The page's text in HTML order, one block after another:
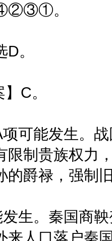
④②③①。
。
C。
能发生。战
限制贵族权力
的爵禄，强制
。秦国商鞅
来人口落户秦